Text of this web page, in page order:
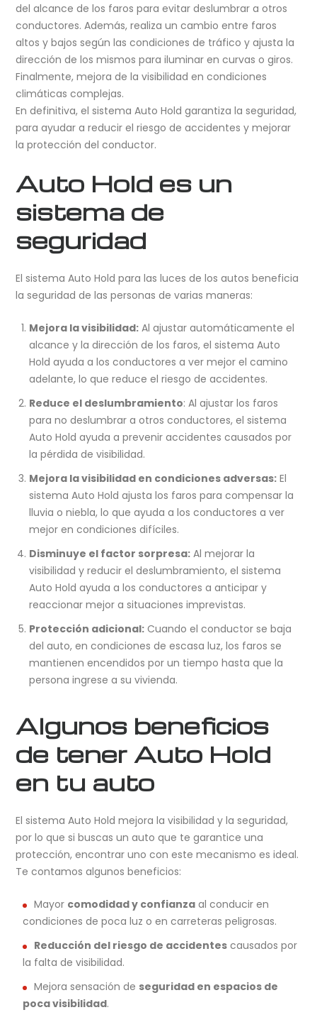
del alcance de los faros para evitar deslumbrar a otros
conductores. Además, realiza un cambio entre faros
altos y bajos según las condiciones de tráfico y ajusta la
dirección de los mismos para iluminar en curvas o giros.
Finalmente, mejora de la visibilidad en condiciones
climáticas complejas.
En definitiva, el sistema Auto Hold garantiza la seguridad,
para ayudar a reducir el riesgo de accidentes y mejorar
la protección del conductor.
Auto Hold es un
sistema de
seguridad
El sistema Auto Hold para las luces de los autos beneficia
la seguridad de las personas de varias maneras:
Mejora la visibilidad:Al ajustar automáticamente el
alcance y la dirección de los faros, el sistema Auto
Hold ayuda a los conductores a ver mejor el camino
adelante, lo que reduce el riesgo de accidentes.
Reduce el deslumbramiento: Al ajustar los faros
para no deslumbrar a otros conductores, el sistema
Auto Hold ayuda a prevenir accidentes causados por
la pérdida de visibilidad.
Mejora la visibilidad en condiciones adversas:El
sistema Auto Hold ajusta los faros para compensar la
lluvia o niebla, lo que ayuda a los conductores a ver
mejor en condiciones difíciles.
Disminuye el factor sorpresa:Al mejorar la
visibilidad y reducir el deslumbramiento, el sistema
Auto Hold ayuda a los conductores a anticipar y
reaccionar mejor a situaciones imprevistas.
Protección adicional:Cuando el conductor se baja
del auto, en condiciones de escasa luz, los faros se
mantienen encendidos por un tiempo hasta que la
persona ingrese a su vivienda.
Algunos beneficios
de tener Auto Hold
en tu auto
El sistema Auto Hold mejora la visibilidad y la seguridad,
por lo que si buscas un auto que te garantice una
protección, encontrar uno con este mecanismo es ideal.
Te contamos algunos beneficios:
Mayor comodidad y confianza al conducir en
condiciones de poca luz o en carreteras peligrosas.
Reducción del riesgo de accidentes causados por
la falta de visibilidad.
Mejora sensación de seguridad en espacios de
poca visibilidad.